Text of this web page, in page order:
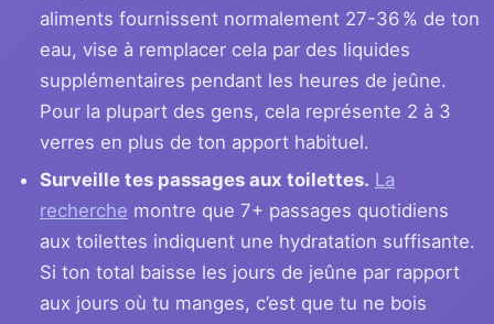
aliments fournissent normalement 27-36 % de ton
eau, vise à remplacer cela par des liquides
supplémentaires pendant les heures de jeûne.
Pour la plupart des gens, cela représente 2 à 3
verres en plus de ton apport habituel.
Surveille tes passages aux toilettes. La
recherche montre que 7+ passages quotidiens
aux toilettes indiquent une hydratation suffisante.
Si ton total baisse les jours de jeûne par rapport
aux jours où tu manges, c’est que tu ne bois